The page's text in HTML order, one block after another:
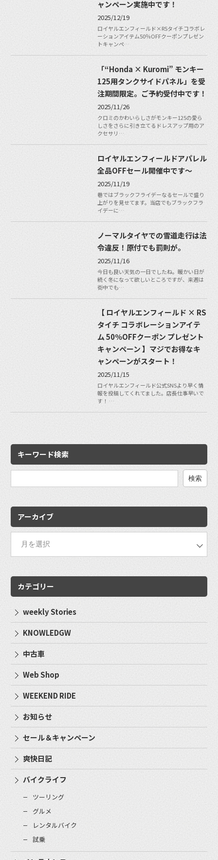
ャンペーン実施中です！
2025/12/19
ロイヤルエンフィールド×RSタイチコラボレ
ーションアイテム50％OFFクーポンプレゼン
トキャンペ…
「“Honda × Kuromi” モンキー
125用タンクサイドパネル」を受
注期間限定。ご予約受付中です！
2025/11/26
クロミのかわいらしさがモンキー125の愛ら
しさをさらに引き立てるドレスアップ用のア
クセサリ…
ロイヤルエンフィールドアパレル
全品OFFセール開催中です〜
2025/11/19
巷ではブラックフライデーなるセールで盛り
上がりを見せてます。当店でもブラックフラ
イデーに…
ノーマルタイヤでの雪道走行は法
令違反！原付でも罰則が。
2025/11/16
今日も良い天気の一日でしたね。暖かい日が
続く冬になって欲しいところですが、来週は
街中でも…
【 ロイヤルエンフィールド × RS
タイチ コラボレーションアイテ
ム 50％OFFクーポン プレゼント
キャンペーン 】マジでお得なキ
ャンペーンがスタート！
2025/11/15
ロイヤルエンフィールド公式SNSより早く情
報を投稿してくれてました。店長仕事早いで
す！ …
キーワード検索
アーカイブ
カテゴリー
weekly Stories
KNOWLEDGW
中古車
Web Shop
WEEKEND RIDE
お知らせ
セール＆キャンペーン
爽快日記
バイクライフ
ツーリング
グルメ
レンタルバイク
試乗